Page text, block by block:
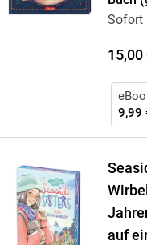
Sofort
15,00
9,99
auf